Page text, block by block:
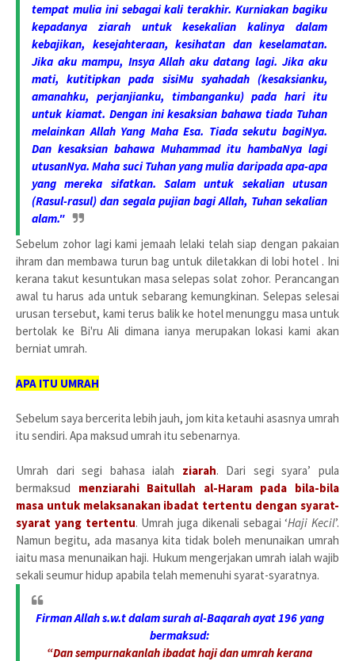
tempat mulia ini sebagai kali terakhir. Kurniakan bagiku
kepadanya ziarah untuk kesekalian kalinya dalam
kebajikan, kesejahteraan, kesihatan dan keselamatan.
Jika aku mampu, Insya Allah aku datang lagi. Jika aku
mati, kutitipkan pada sisiMu syahadah (kesaksianku,
amanahku, perjanjianku, timbanganku) pada hari itu
untuk kiamat. Dengan ini kesaksian bahawa tiada Tuhan
melainkan Allah Yang Maha Esa. Tiada sekutu bagiNya.
Dan kesaksian bahawa Muhammad itu hambaNya lagi
utusanNya. Maha suci Tuhan yang mulia daripada apa-apa
yang mereka sifatkan. Salam untuk sekalian utusan
(Rasul-rasul) dan segala pujian bagi Allah, Tuhan sekalian
alam."
Sebelum zohor lagi kami jemaah lelaki telah siap dengan pakaian
ihram dan membawa turun bag untuk diletakkan di lobi hotel . Ini
kerana takut kesuntukan masa selepas solat zohor. Perancangan
awal tu harus ada untuk sebarang kemungkinan. Selepas selesai
urusan tersebut, kami terus balik ke hotel menunggu masa untuk
bertolak ke Bi'ru Ali dimana ianya merupakan lokasi kami akan
berniat umrah.
APA ITU UMRAH
Sebelum saya bercerita lebih jauh, jom kita ketauhi asasnya umrah
itu sendiri. Apa maksud umrah itu sebenarnya.
Umrah dari segi bahasa ialah ziarah. Dari segi syara’ pula
bermaksud menziarahi Baitullah al-Haram pada bila-bila
masa untuk melaksanakan ibadat tertentu dengan syarat-
syarat yang tertentu. Umrah juga dikenali sebagai ‘Haji Kecil’.
Namun begitu, ada masanya kita tidak boleh menunaikan umrah
iaitu masa menunaikan haji. Hukum mengerjakan umrah ialah wajib
sekali seumur hidup apabila telah memenuhi syarat-syaratnya.
Firman Allah s.w.t dalam surah al-Baqarah ayat 196 yang
bermaksud:
“Dan sempurnakanlah ibadat haji dan umrah kerana